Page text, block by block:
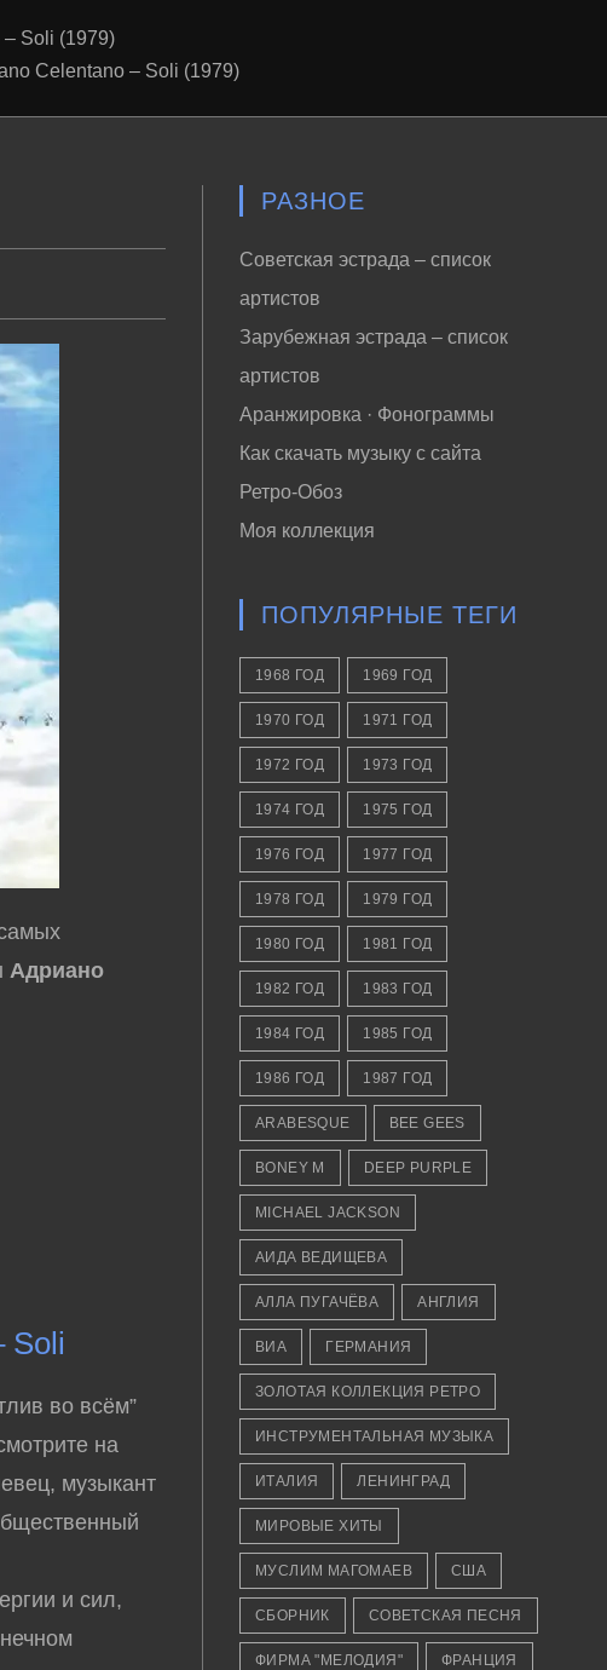
Soli (1979)
Celentano – Soli (1979)
Адриано
Soli
во всём”
на
музыкант
и сил,
РАЗНОЕ
Советская эстрада – список
артистов
Зарубежная эстрада – список
артистов
Аранжировка · Фонограммы
Как скачать музыку с сайта
Ретро-Обоз
Моя коллекция
ПОПУЛЯРНЫЕ ТЕГИ
1968 ГОД 1969 ГОД
1970 ГОД 1971 ГОД
1972 ГОД 1973 ГОД
1974 ГОД 1975 ГОД
1976 ГОД 1977 ГОД
1978 ГОД 1979 ГОД
1980 ГОД 1981 ГОД
1982 ГОД 1983 ГОД
1984 ГОД 1985 ГОД
1986 ГОД 1987 ГОД
ARABESQUE BEE GEES
BONEY M DEEP PURPLE
MICHAEL JACKSON
АИДА ВЕДИЩЕВА
АЛЛА ПУГАЧЁВА АНГЛИЯ
ВИА ГЕРМАНИЯ
ЗОЛОТАЯ КОЛЛЕКЦИЯ РЕТРО
ИНСТРУМЕНТАЛЬНАЯ МУЗЫКА
ИТАЛИЯ ЛЕНИНГРАД
МИРОВЫЕ ХИТЫ
МУСЛИМ МАГОМАЕВ США
СБОРНИК СОВЕТСКАЯ ПЕСНЯ
ФИРМА "МЕЛОДИЯ" ФРАНЦИЯ